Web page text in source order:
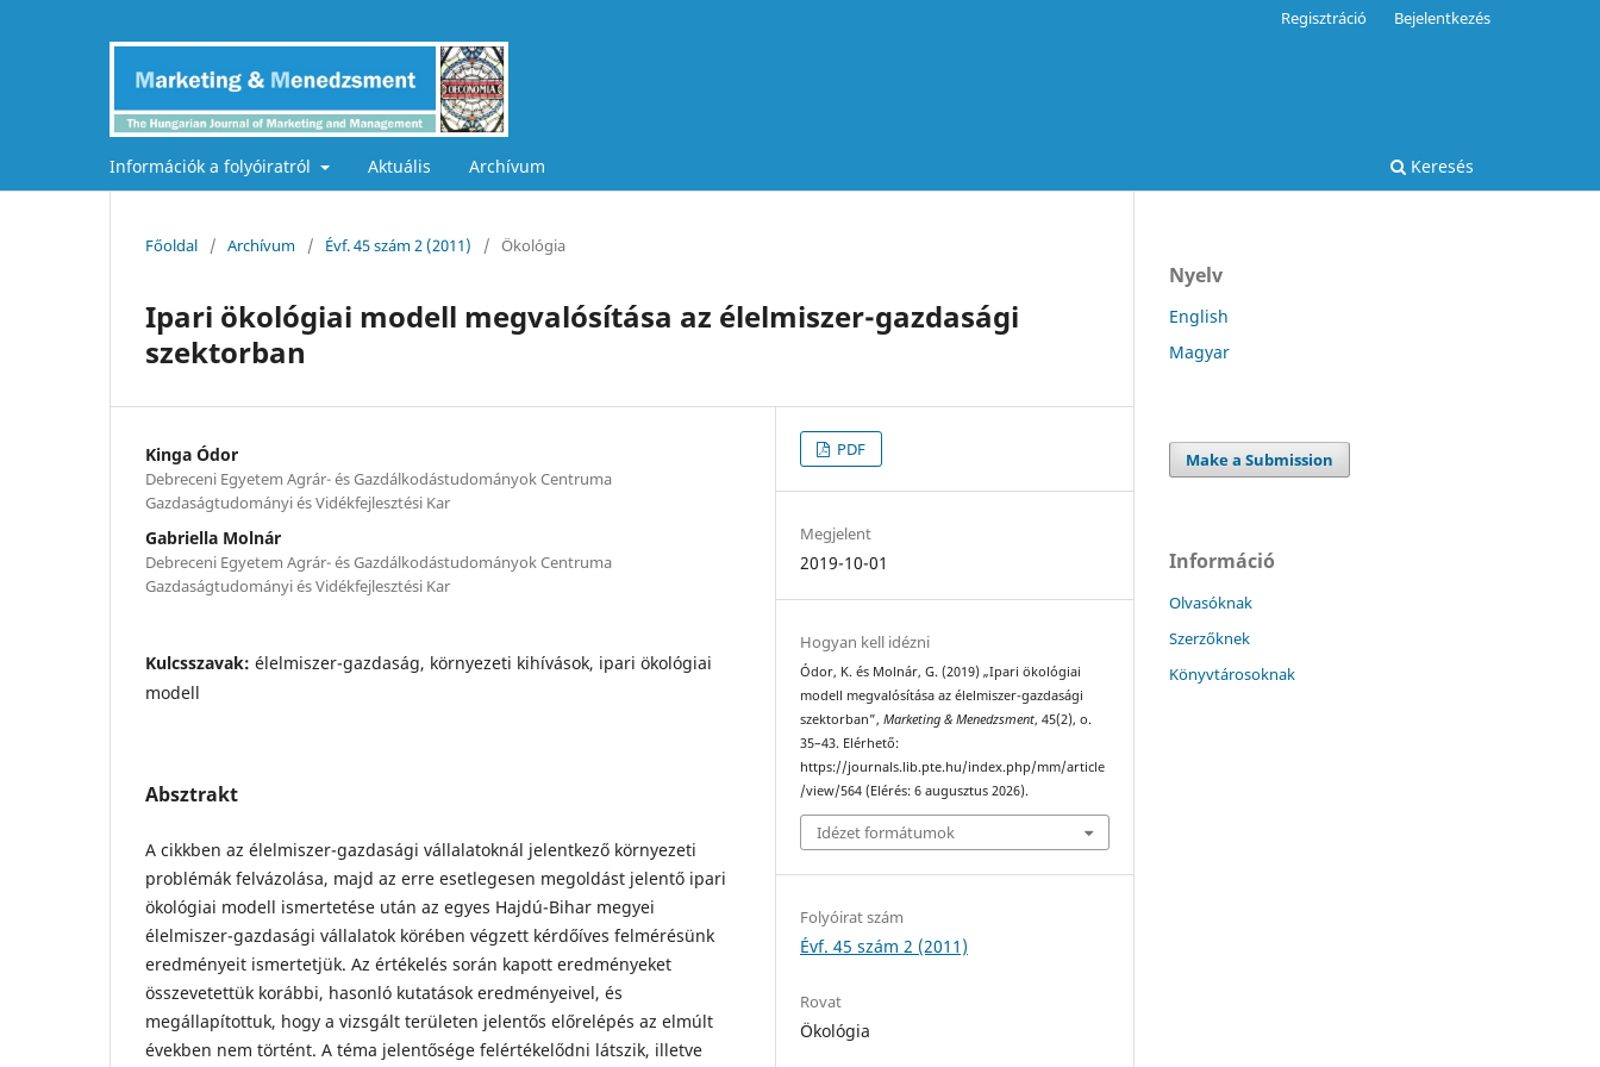
Információk a folyóiratról Aktuális Archívum Keresés
Regisztráció Bejelentkezés
Főoldal / Archívum / Évf. 45 szám 2 (2011) / Ökológia
Ipari ökológiai modell megvalósítása az élelmiszer-gazdasági
szektorban
Kinga Ódor
Debreceni Egyetem Agrár- és Gazdálkodástudományok Centruma
Gazdaságtudományi és Vidékfejlesztési Kar
Gabriella Molnár
Debreceni Egyetem Agrár- és Gazdálkodástudományok Centruma
Gazdaságtudományi és Vidékfejlesztési Kar
Kulcsszavak: élelmiszer-gazdaság, környezeti kihívások, ipari ökológiai
modell
Absztrakt
A cikkben az élelmiszer-gazdasági vállalatoknál jelentkező környezeti
problémák felvázolása, majd az erre esetlegesen megoldást jelentő ipari
ökoló­giai modell ismertetése után az egyes Hajdú-Bihar megyei
élelmiszer-gazdasági vállalatok körében végzett kérdő­íves felmérésünk
eredményeit ismertetjük. Az értékelés során kapott eredményeket
összevetettük korábbi, hasonló kutatások eredményeivel, és
megállapítottuk, hogy a vizsgált területen jelentős előrelépés az elmúlt
években nem történt. A téma jelentősége felértékelődni látszik, illetve
PDF
Megjelent
2019-10-01
Hogyan kell idézni
Ódor, K. és Molnár, G. (2019) „Ipari ökológiai
modell megvalósítása az élelmiszer-gazdasági
szektorban”,Marketing & Menedzsment, 45(2), o.
35–43. Elérhető:
https://journals.lib.pte.hu/index.php/mm/article
/view/564 (Elérés: 6 augusztus 2026).
Idézet formátumok
Folyóirat szám
Évf. 45 szám 2 (2011)
Rovat
Ökológia
Nyelv
English
Magyar
Make a Submission
Információ
Olvasóknak
Szerzőknek
Könyvtárosoknak